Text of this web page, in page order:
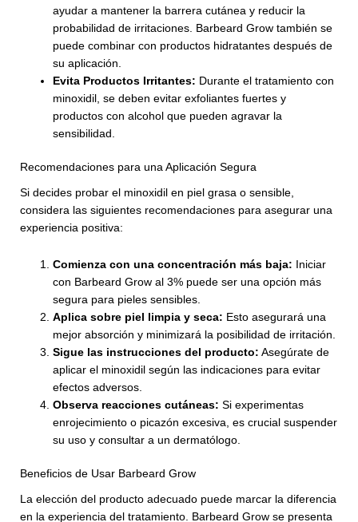
ayudar a mantener la barrera cutánea y reducir la
probabilidad de irritaciones. Barbeard Grow también se
puede combinar con productos hidratantes después de
su aplicación.
Evita Productos Irritantes: Durante el tratamiento con
minoxidil, se deben evitar exfoliantes fuertes y
productos con alcohol que pueden agravar la
sensibilidad.
Recomendaciones para una Aplicación Segura
Si decides probar el minoxidil en piel grasa o sensible,
considera las siguientes recomendaciones para asegurar una
experiencia positiva:
Comienza con una concentración más baja: Iniciar
con Barbeard Grow al 3% puede ser una opción más
segura para pieles sensibles.
Aplica sobre piel limpia y seca: Esto asegurará una
mejor absorción y minimizará la posibilidad de irritación.
Sigue las instrucciones del producto: Asegúrate de
aplicar el minoxidil según las indicaciones para evitar
efectos adversos.
Observa reacciones cutáneas: Si experimentas
enrojecimiento o picazón excesiva, es crucial suspender
su uso y consultar a un dermatólogo.
Beneficios de Usar Barbeard Grow
La elección del producto adecuado puede marcar la diferencia
en la experiencia del tratamiento. Barbeard Grow se presenta